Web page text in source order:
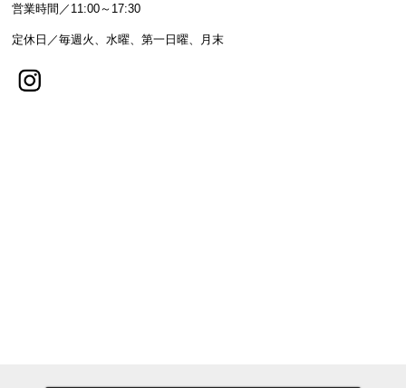
営業時間／11:00～17:30
定休日／毎週火、水曜、第一日曜、月末